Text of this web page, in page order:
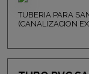
TUBERIA PARA
(CANALIZACION